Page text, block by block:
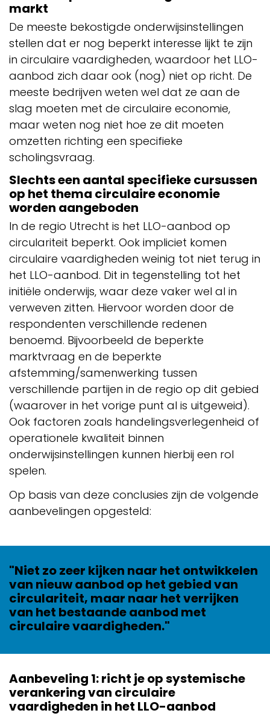
markt
De meeste bekostigde onderwijsinstellingen
stellen dat er nog beperkt interesse lijkt te zijn
in circulaire vaardigheden, waardoor het LLO-
aanbod zich daar ook (nog) niet op richt. De
meeste bedrijven weten wel dat ze aan de
slag moeten met de circulaire economie,
maar weten nog niet hoe ze dit moeten
omzetten richting een specifieke
scholingsvraag.
Slechts een aantal specifieke cursussen
op het thema circulaire economie
worden aangeboden
In de regio Utrecht is het LLO-aanbod op
circulariteit beperkt. Ook impliciet komen
circulaire vaardigheden weinig tot niet terug in
het LLO-aanbod. Dit in tegenstelling tot het
initiële onderwijs, waar deze vaker wel al in
verweven zitten. Hiervoor worden door de
respondenten verschillende redenen
benoemd. Bijvoorbeeld de beperkte
marktvraag en de beperkte
afstemming/samenwerking tussen
verschillende partijen in de regio op dit gebied
(waarover in het vorige punt al is uitgeweid).
Ook factoren zoals handelingsverlegenheid of
operationele kwaliteit binnen
onderwijsinstellingen kunnen hierbij een rol
spelen.
Op basis van deze conclusies zijn de volgende
aanbevelingen opgesteld:
"Niet zo zeer kijken naar het ontwikkelen
van nieuw aanbod op het gebied van
circulariteit, maar naar het verrijken
van het bestaande aanbod met
circulaire vaardigheden."
Aanbeveling 1: richt je op systemische
verankering van circulaire
vaardigheden in het LLO-aanbod